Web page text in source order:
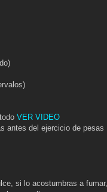
VER VIDEO
antes del ejercicio de pesas
si lo acostumbras a